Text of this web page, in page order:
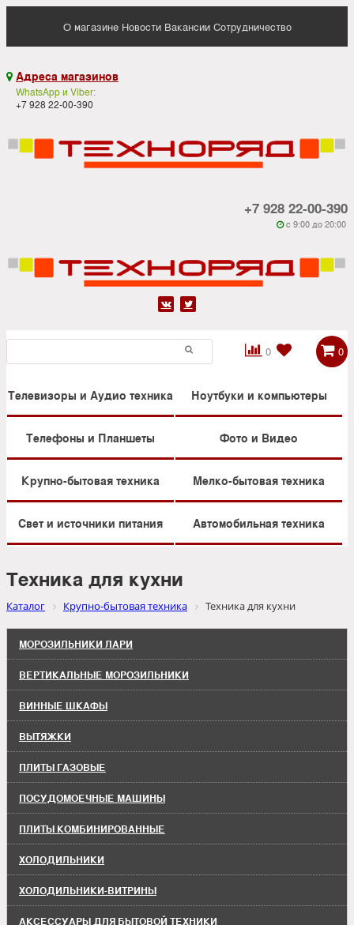
О магазине Новости Вакансии Сотрудничество
 Адреса магазинов
WhatsApp и Viber:
+7 928 22-00-390
+7 928 22-00-390
 c 9:00 до 20:00
 
0

 0
Телевизоры и Аудио техника Ноутбуки и компьютеры
Телефоны и Планшеты Фото и Видео
Крупно-бытовая техника Мелко-бытовая техника
Свет и источники питания Автомобильная техника
Техника для кухни
Каталог Крупно-бытовая техника Техника для кухни
МОРОЗИЛЬНИКИ ЛАРИ
ВЕРТИКАЛЬНЫЕ МОРОЗИЛЬНИКИ
ВИННЫЕ ШКАФЫ
ВЫТЯЖКИ
ПЛИТЫ ГАЗОВЫЕ
ПОСУДОМОЕЧНЫЕ МАШИНЫ
ПЛИТЫ КОМБИНИРОВАННЫЕ
ХОЛОДИЛЬНИКИ
ХОЛОДИЛЬНИКИ-ВИТРИНЫ
АКСЕССУАРЫ ДЛЯ БЫТОВОЙ ТЕХНИКИ